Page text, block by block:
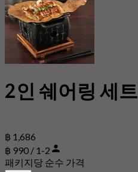
2인 쉐어링 세트
฿ 1,686
฿ 990 / 1-2
패키지당 순수 가격